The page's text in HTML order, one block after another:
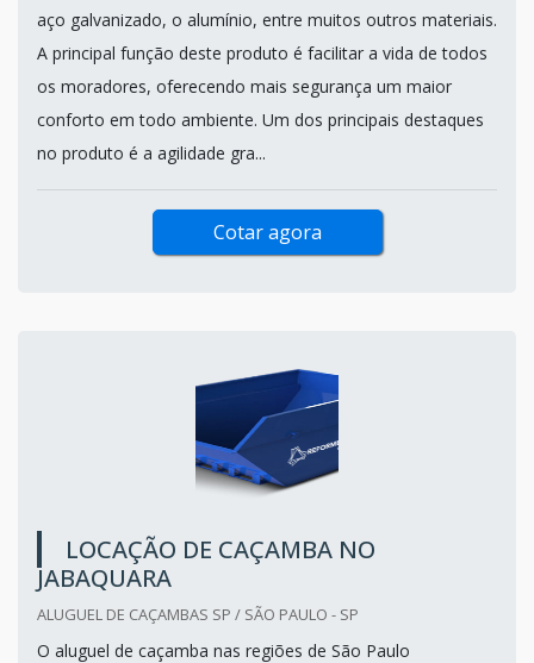
aço galvanizado, o alumínio, entre muitos outros materiais.
A principal função deste produto é facilitar a vida de todos
os moradores, oferecendo mais segurança um maior
conforto em todo ambiente. Um dos principais destaques
no produto é a agilidade gra...
Cotar agora
LOCAÇÃO DE CAÇAMBA NO
JABAQUARA
ALUGUEL DE CAÇAMBAS SP / SÃO PAULO - SP
O aluguel de caçamba nas regiões de São Paulo